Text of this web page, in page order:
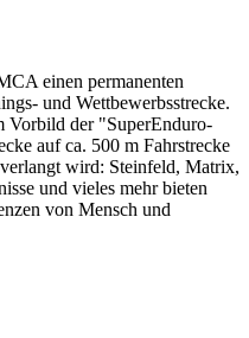
einen permanenten
und Wettbewerbsstrecke.
Vorbild der "SuperEnduro-
auf ca. 500 m Fahrstrecke
wird: Steinfeld, Matrix,
und vieles mehr bieten
von Mensch und